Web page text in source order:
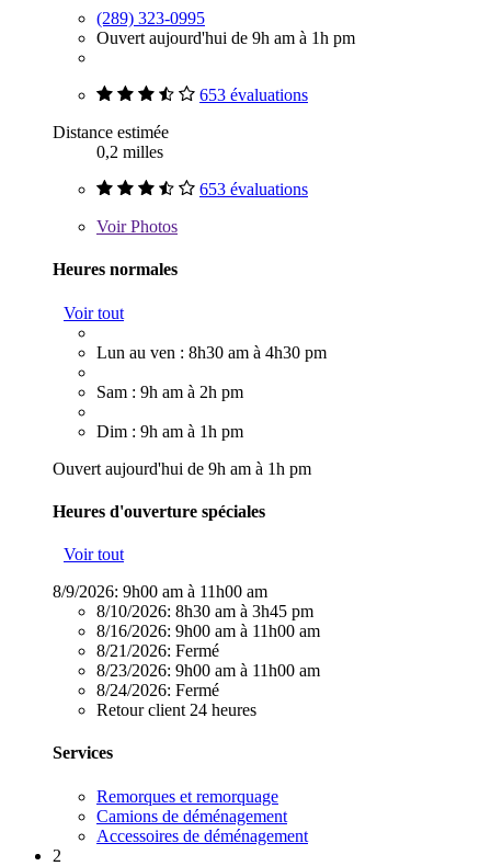
(289) 323-0995
Ouvert aujourd'hui de 9h am à 1h pm
653 évaluations
Distance estimée
0,2 milles
653 évaluations
VoirPhotos
Heures normales
Voir tout
Lun au ven : 8h30 am à 4h30 pm
Sam : 9h am à 2h pm
Dim : 9h am à 1h pm
Ouvert aujourd'hui de 9h am à 1h pm
Heures d'ouverture spéciales
Voir tout
8/9/2026: 9h00 am à 11h00 am
8/10/2026: 8h30 am à 3h45 pm
8/16/2026: 9h00 am à 11h00 am
8/21/2026: Fermé
8/23/2026: 9h00 am à 11h00 am
8/24/2026: Fermé
Retour client 24 heures
Services
Remorques et remorquage
Camions de déménagement
Accessoires de déménagement
2